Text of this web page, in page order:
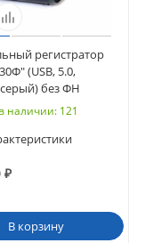
регистратор
(USB, 5.0,
без ФН
наличии: 121
₽
В корзину